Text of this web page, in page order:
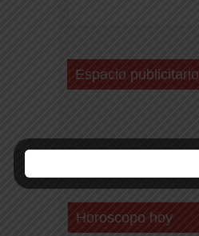
Espacio publicitario
Horoscopo hoy